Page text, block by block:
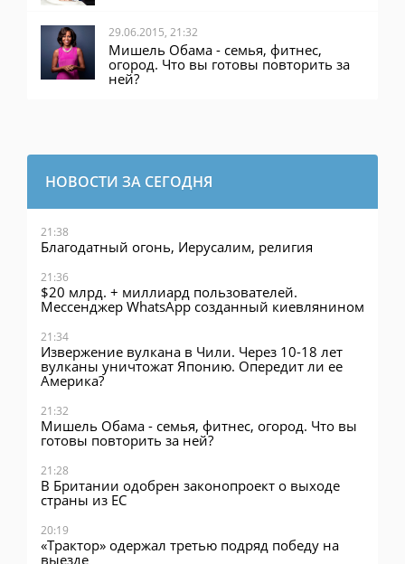
29.06.2015, 21:32
Мишель Обама - семья, фитнес,
огород. Что вы готовы повторить за
ней?
НОВОСТИ ЗА СЕГОДНЯ
21:38
Благодатный огонь, Иерусалим, религия
21:36
$20 млрд. + миллиард пользователей.
Мессенджер WhatsApp созданный киевлянином
21:34
Извержение вулкана в Чили. Через 10-18 лет
вулканы уничтожат Японию. Опередит ли ее
Америка?
21:32
Мишель Обама - семья, фитнес, огород. Что вы
готовы повторить за ней?
21:28
В Британии одобрен законопроект о выходе
страны из ЕС
20:19
«Трактор» одержал третью подряд победу на
выезде